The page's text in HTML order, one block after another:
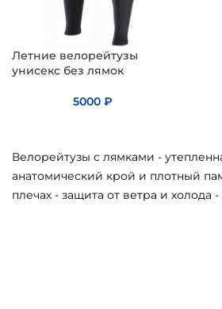
Летние велорейтузы
унисекс без лямок
5000 ₽
Велорейтузы с лямками -
анатомический крой и плотный
плечах - защита от ветра и холода